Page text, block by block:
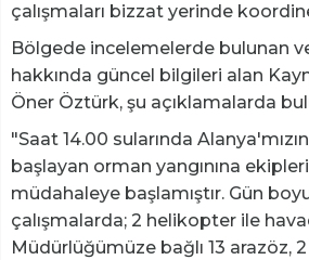
çalışmaları bizzat yerinde
Bölgede incelemelerde bulunan
hakkında güncel bilgileri alan
Öner Öztürk, şu açıklamalarda
"Saat 14.00 sularında
başlayan orman yangınına
müdahaleye başlamıştır. Gün
çalışmalarda; 2 helikopter ile
Müdürlüğümüze bağlı 13 arazöz,